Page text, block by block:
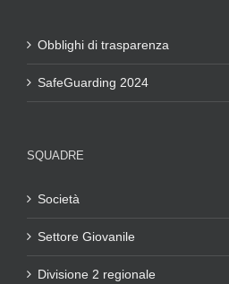
Obblighi di trasparenza
SafeGuarding 2024
SQUADRE
Società
Settore Giovanile
Divisione 2 regionale